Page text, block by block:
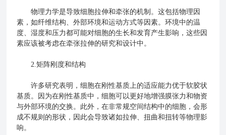
物理力学是导致细胞拉伸和牵张的机制。这包括物理因
素，如纤维结构、外部环境和运动方式等因素。环境中的温
度、湿度和压力都可能对细胞的生长和发育产生影响，这些因
素应该被考虑在牵张拉伸的研究和设计中。
2.矩阵刚度和结构
许多研究表明，细胞在刚性基质上的适应能力优于软胶状
基质。因为在刚性基质中，细胞可以更好地增强膜张力和物资
与外部环境的交换。此外，在非常规空间结构中的细胞，会形
成不规则的形状，因此会导致诸如拉伸、扭曲和扭转等物理影
响。